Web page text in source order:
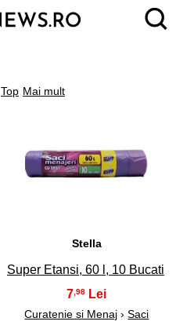
Mai mult
Top
2
Stella
Super Etansi, 60 l, 10 Bucati
7,98
Curatenie si Menaj ›Saci